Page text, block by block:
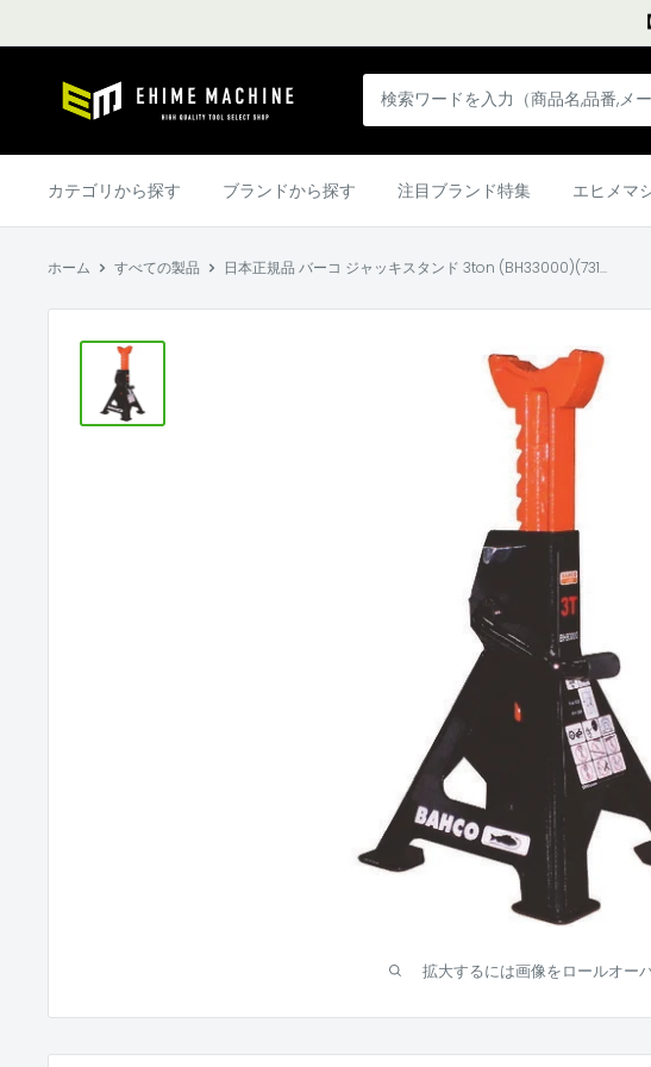
ン
キ
エ
ヒ
本
カテゴリから探す ブランドから探す 注目ブランド特集 エヒメマ
ホーム すべての製品 日本正規品 バーコ ジャッキスタンド 3ton (BH33000)(731...
拡大するには画像をロールオー